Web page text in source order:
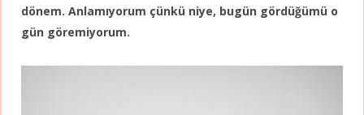
dönem. Anlamıyorum çünkü niye, bugün gördüğümü o
gün göremiyorum.